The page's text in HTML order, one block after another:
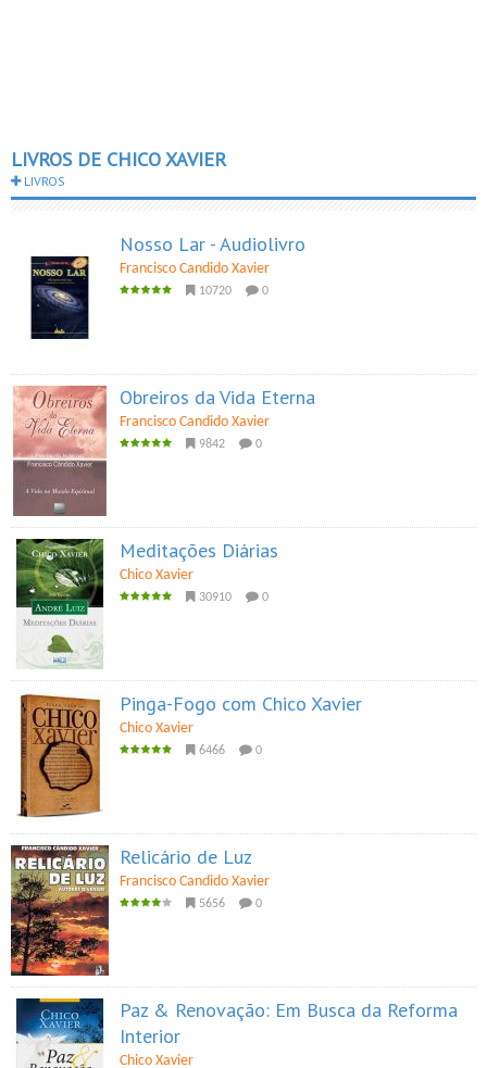
LIVROS DE CHICO XAVIER
LIVROS
Nosso Lar - Audiolivro
Francisco Candido Xavier
10720 0
Obreiros da Vida Eterna
Francisco Candido Xavier
9842 0
Meditações Diárias
Chico Xavier
30910 0
Pinga-Fogo com Chico Xavier
Chico Xavier
6466 0
Relicário de Luz
Francisco Candido Xavier
5656 0
Paz & Renovação: Em Busca da Reforma
Interior
Chico Xavier